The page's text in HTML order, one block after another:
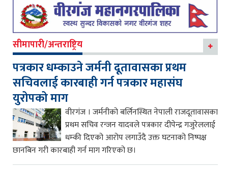
सीमापारी/अन्तराष्ट्रिय
पत्रकार धम्काउने जर्मनी दूतावासका प्रथम
सचिवलाई कारबाही गर्न पत्रकार महासंघ
युरोपको माग
वीरगंज । जर्मनीको बर्लिनस्थित नेपाली राजदूतावासका
प्रथम सचिव रन्जन यादवले पत्रकार दीपेन्द्र गजुरेललाई
धम्की दिएको आरोप लगाउँदै उक्त घटनाको निष्पक्ष
छानबिन गरी कारबाही गर्न माग गरिएको छ।